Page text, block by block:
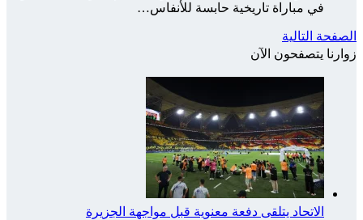
في مباراة تاريخية حابسة للأنفاس…
الصفحة التالية
زوارنا يتصفحون الآن
الاتحاد يتلقى دفعة معنوية قبل مواجهة الجزيرة